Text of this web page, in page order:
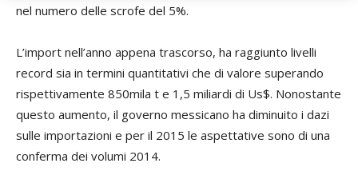
nel numero delle scrofe del 5%.
L’import nell’anno appena trascorso, ha raggiunto livelli
record sia in termini quantitativi che di valore superando
rispettivamente 850mila t e 1,5 miliardi di Us$. Nonostante
questo aumento, il governo messicano ha diminuito i dazi
sulle importazioni e per il 2015 le aspettative sono di una
conferma dei volumi 2014.